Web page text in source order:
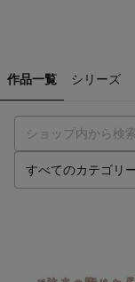
作品一覧 シリーズ